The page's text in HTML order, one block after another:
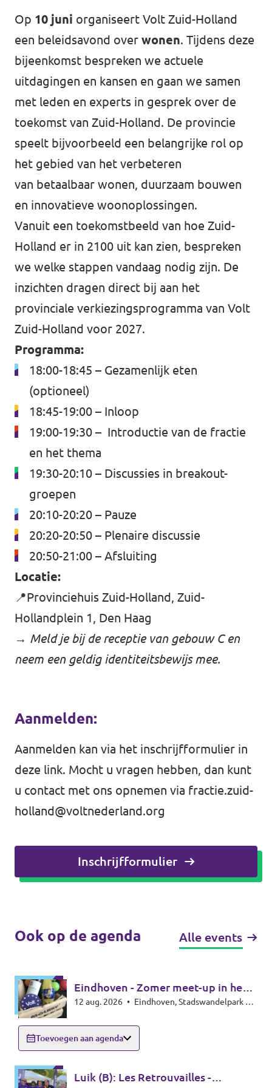
Werken bij Volt
Sprekersaanvraag
Volt There - Buitenlandstichting Volt
Charge - Wetenschappelijk Platform Volt
Op 10 juni organiseert Volt Zuid-Holland
een beleidsavond over wonen. Tijdens deze
bijeenkomst bespreken we actuele
uitdagingen en kansen en gaan we samen
met leden en experts in gesprek over de
toekomst van Zuid-Holland. De provincie
speelt bijvoorbeeld een belangrijke rol op
het gebied van het verbeteren
van betaalbaar wonen, duurzaam bouwen
en innovatieve woonoplossingen.
Vanuit een toekomstbeeld van hoe Zuid-
Holland er in 2100 uit kan zien, bespreken
we welke stappen vandaag nodig zijn. De
inzichten dragen direct bij aan het
provinciale verkiezingsprogramma van Volt
Zuid-Holland voor 2027.
Programma:
18:00-18:45 – Gezamenlijk eten
(optioneel)
18:45-19:00 – Inloop
19:00-19:30 – Introductie van de fractie
en het thema
19:30-20:10 – Discussies in breakout-
groepen
20:10-20:20 – Pauze
20:20-20:50 – Plenaire discussie
20:50-21:00 – Afsluiting
Locatie:
📍Provinciehuis Zuid-Holland, Zuid-
Hollandplein 1, Den Haag
→ Meld je bij de receptie van gebouw C en
neem een geldig identiteitsbewijs mee.
Aanmelden:
Aanmelden kan via het inschrijfformulier in
deze link. Mocht u vragen hebben, dan kunt
u contact met ons opnemen via fractie.zuid-
holland@voltnederland.org
Inschrijfformulier
Ook op de agenda Alle events
Eindhoven - Zomer meet-up in het
park - Summer meet-up
12 aug. 2026 •
Toevoegen aan agenda
Luik (B): Les Retrouvailles -